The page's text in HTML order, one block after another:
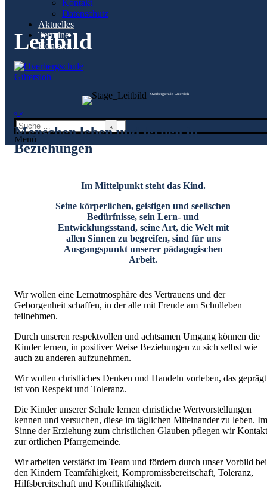
Kontakt
Datenschutz
Aktuelles
Termine
Kontakt
Overbergschule Gütersloh
Suchen
nach:
Menü
Datenschutz
Aktuelles
Termine
Kontakt
Leitbild
Leitbild
Menschen leben und lernen in
Beziehungen
Im Mittelpunkt steht das Kind.
Seine körperlichen, geistigen und seelischen
Bedürfnisse, sein Lern- und
Entwicklungsstand, seine Art, die Welt mit
allen Sinnen zu begreifen, sind für uns
Ausgangspunkt unserer pädagogischen
Arbeit.
Wir wollen eine Lernatmosphäre des Vertrauens und der
Geborgenheit schaffen, in der alle mit Freude am Schulleben
teilnehmen.
Durch unseren respektvollen und achtsamen Umgang können die
Kinder lernen, in positiver Weise Beziehungen zu sich selbst wie
auch zu anderen aufzunehmen.
Wir wollen christliches Denken und Handeln vorleben, das geprägt
ist von Respekt und Toleranz.
Die Kinder unserer Schule lernen christliche Wertvorstellungen
kennen und versu­chen, diese im täglichen Miteinander zu leben. Im
Sinne der Erziehung zum christli­chen Glauben pflegen wir Kontakt
zur örtlichen Pfarrgemeinde.
Wir arbeiten verstärkt im Team und fördern durch unser Vorbild bei
den Kindern Teamfähigkeit, Kompromissbereitschaft, Toleranz,
Hilfsbereitschaft und Konfliktfä­higkeit.